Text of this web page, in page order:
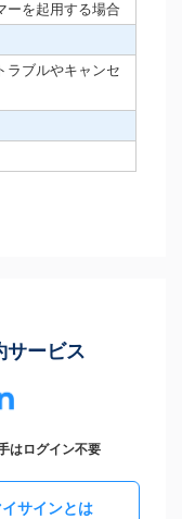
ーを起用する場合
ラブルやキャンセ
サービス
はログイン不要
イサインとは